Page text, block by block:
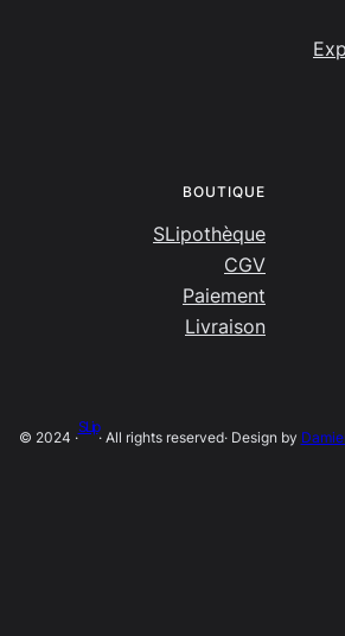
BOUTIQUE
SLipothèque
CGV
Paiement
Livraison
© 2024 ·
SLip
· All rights reserved· Design by